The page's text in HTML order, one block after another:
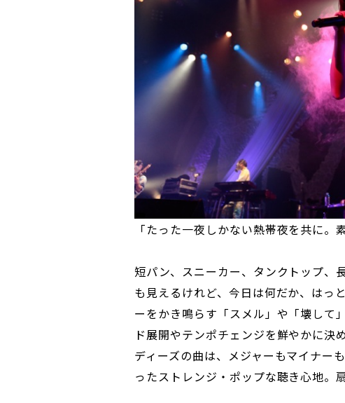
「たった一夜しかない熱帯夜を共に。
短パン、スニーカー、タンクトップ、
も見えるけれど、今日は何だか、はっ
ーをかき鳴らす「スメル」や「壊して
ド展開やテンポチェンジを鮮やかに決
ディーズの曲は、メジャーもマイナー
ったストレンジ・ポップな聴き心地。